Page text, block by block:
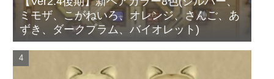
ミモザ、こがねいろ、オレンジ、さんご、あ
ずき、ダークプラム、バイオレット)